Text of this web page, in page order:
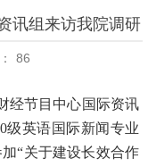
讯组来访我院调研
86
经节目中心国际资讯
级英语国际新闻专业
“关于建设长效合作